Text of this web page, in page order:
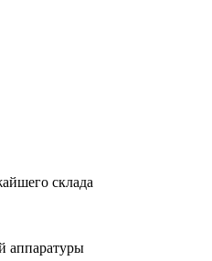
склада
аппаратуры